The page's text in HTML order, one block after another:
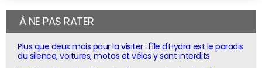
À NE PAS RATER
Plus que deux mois pour la visiter : l'île d'Hydra est le paradis
du silence, voitures, motos et vélos y sont interdits